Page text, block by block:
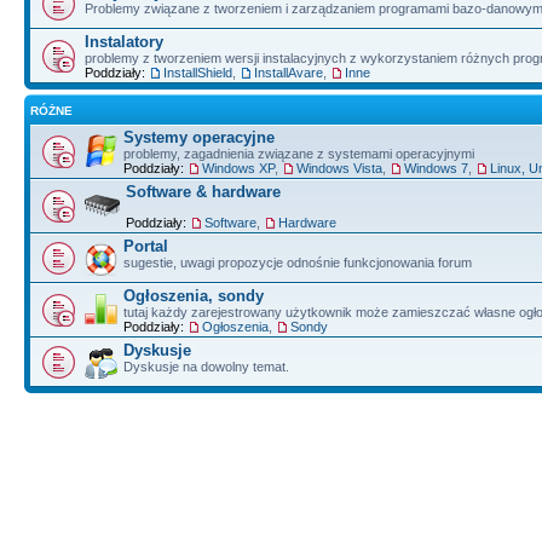
Problemy związane z tworzeniem i zarządzaniem programami bazo-
Instalatory
problemy z tworzeniem wersji instalacyjnych z wykorzystaniem różnych
Poddziały:
InstallShield InstallAvare Inne
RÓŻNE
Systemy operacyjne
problemy, zagadnienia związane z systemami operacyjnymi
Poddziały:
Windows XP, Windows Vista Windows 7 Linux,
Software & hardware
Poddziały: Software Hardware
Portal
sugestie, uwagi propozycje odnośnie funkcjonowania forum
Ogłoszenia, sondy
tutaj każdy zarejestrowany użytkownik może zamieszczać własne
Poddziały:
Ogłoszenia Sondy
Dyskusje
Dyskusje na dowolny temat.